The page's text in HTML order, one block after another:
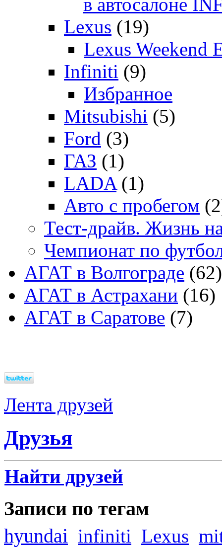
в автосалоне
Lexus (19)
Lexus Weekend
Infiniti (9)
Избранное
Mitsubishi (5)
Ford (3)
ГАЗ (1)
LADA (1)
Авто с пробегом
Тест-драйв. Жизнь
Чемпионат по
АГАТ в Волгограде (62)
АГАТ в Астрахани (16)
АГАТ в Саратове (7)
Лента друзей
Друзья
Найти друзей
Записи по тегам
hyundai infiniti Lexus